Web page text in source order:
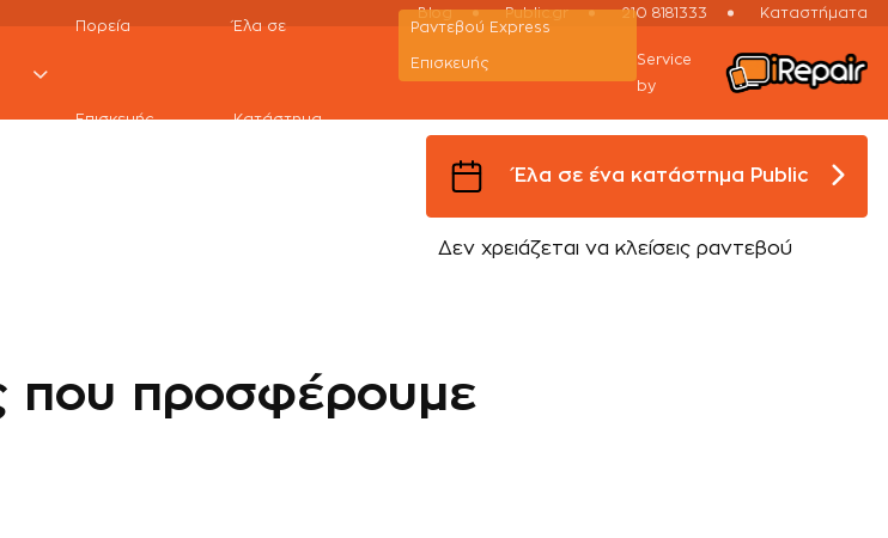
Blog Public.gr 210 8181333
Καταστήματα
Πορεία
Επισκευής
Έλα σε
Κατάστημα
Ραντεβού Εxpress
Επισκευής
Service
by
Έλα σε ένα κατάστημα Public
Δεν χρειάζεται να κλείσεις ραντεβού
που προσφέρουμε